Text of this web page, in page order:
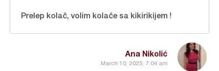
Ana Nikolić
March 10, 2025, 7:04 am
Prelep kolač, volim kolače sa kikirikijem !